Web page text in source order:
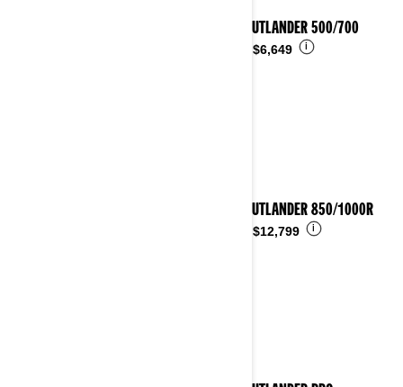
2026 OUTLANDER 500/700
$6,649 i
2026 OUTLANDER 850/1000R
$12,799 i